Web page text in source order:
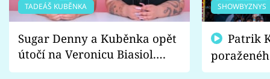
TADEÁŠ KUBĚNKA
Sugar Denny a Kuběnka opět
útočí na Veronicu Biasiol.
Proč je podle nich falešná a
SHOWBYZNYS
fanoušci